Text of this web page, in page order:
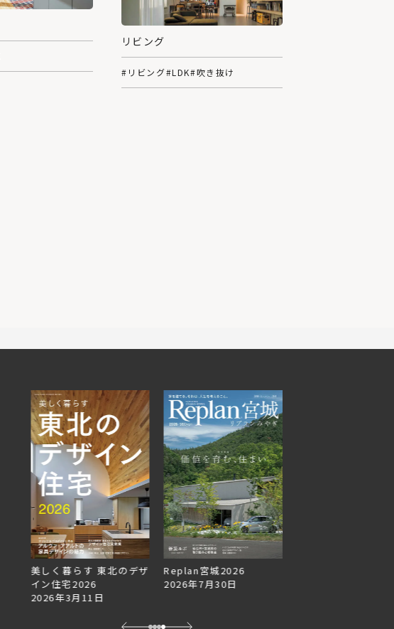
リビング
#リビング#LDK#吹き抜け
美しく暮らす 東北のデザ
イン住宅2026
2026年3月11日
Replan宮城2026
2026年7月30日